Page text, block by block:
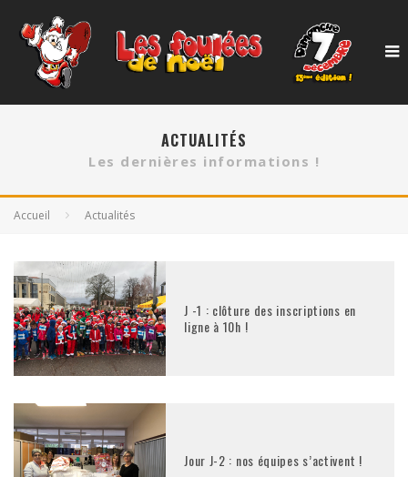
ACTUALITÉS
Les dernières informations !
Accueil Actualités
J -1 : clôture des inscriptions en
ligne à 10h !
Jour J-2 : nos équipes s’activent !